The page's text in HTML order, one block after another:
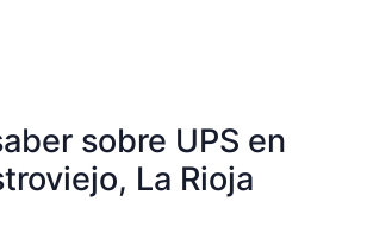
sobre UPS en
La Rioja